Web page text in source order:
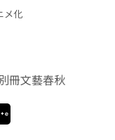
メ化
別冊文藝春秋